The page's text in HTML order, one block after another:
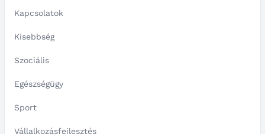
Kapcsolatok
Kisebbség
Szociális
Egészségügy
Sport
Vállalkozásfejlesztés